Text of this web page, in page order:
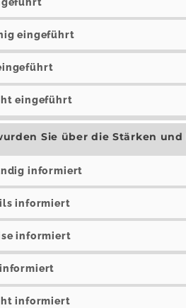
eingeführt
eingeführt
Sie über die Stärken
informiert
informiert
informiert
informiert